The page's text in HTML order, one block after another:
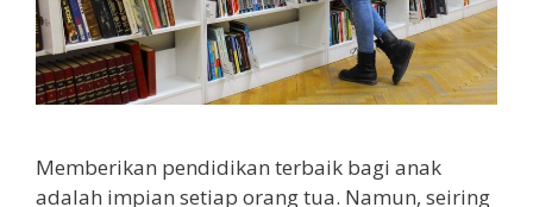
Memberikan pendidikan terbaik bagi anak
adalah impian setiap orang tua. Namun, seiring